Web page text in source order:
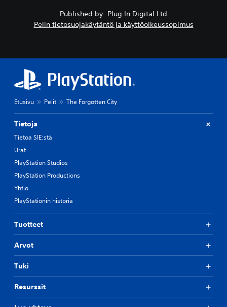
Published by: Plug In Digital Ltd
Pelin tietosuojakäytäntö ja käyttöoikeussopimus
Etusivu Pelit The Forgotten City
Tietoja
Tietoa SIE:stä
Urat
PlayStation Studios
PlayStation Productions
Yhtiö
PlayStationin historia
Tuotteet
Arvot
Tuki
Resurssit